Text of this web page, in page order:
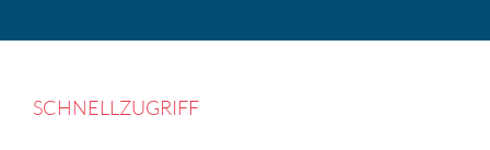
SCHNELL­ZU­GRIFF